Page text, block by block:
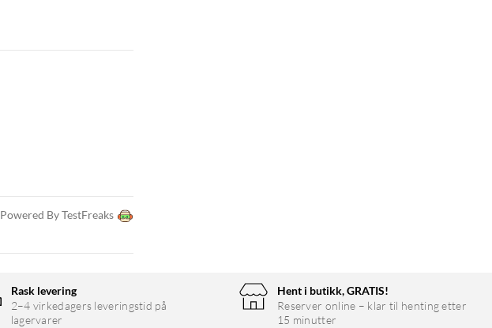
Powered By TestFreaks
Rask levering
2–4 virkedagers leveringstid på
lagervarer
Hent i butikk, GRATIS!
Reserver online – klar til henting etter
15 minutter